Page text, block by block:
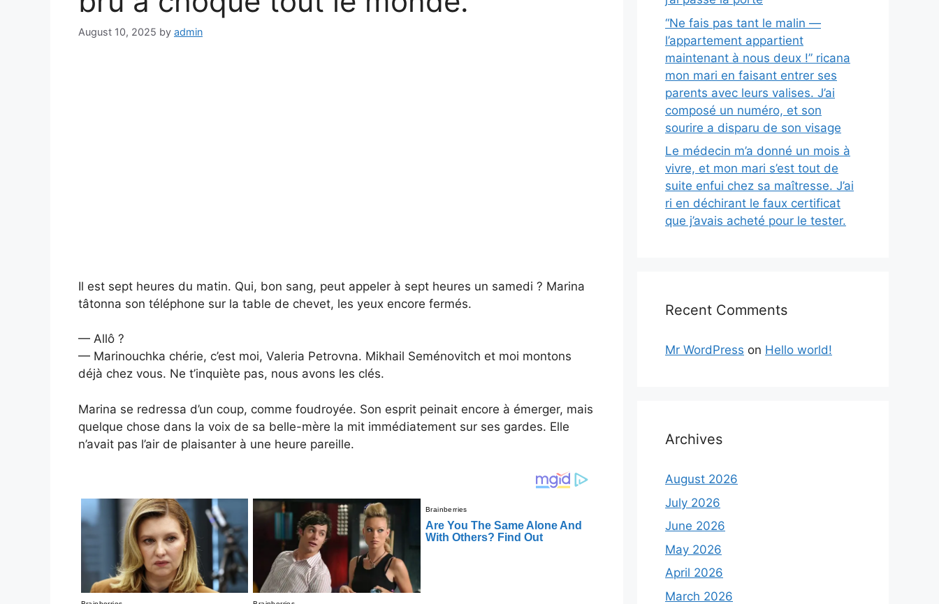
August 10, 2025 by admin
Il est sept heures du matin. Qui, bon sang, peut appeler à sept heures un samedi ? Marina
tâtonna son téléphone sur la table de chevet, les yeux encore fermés.
— Allô ?
— Marinouchka chérie, c’est moi, Valeria Petrovna. Mikhail Seménovitch et moi montons
déjà chez vous. Ne t’inquiète pas, nous avons les clés.
Marina se redressa d’un coup, comme foudroyée. Son esprit peinait encore à émerger, mais
quelque chose dans la voix de sa belle-mère la mit immédiatement sur ses gardes. Elle
n’avait pas l’air de plaisanter à une heure pareille.
“Ne fais pas tant le malin —
l’appartement appartient
maintenant à nous deux !” ricana
mon mari en faisant entrer ses
parents avec leurs valises. J’ai
composé un numéro, et son
sourire a disparu de son visage
Le médecin m’a donné un mois à
vivre, et mon mari s’est tout de
suite enfui chez sa maîtresse. J’ai
ri en déchirant le faux certificat
que j’avais acheté pour le tester.
Recent Comments
Mr WordPress on Hello world!
Archives
August 2026
July 2026
June 2026
May 2026
April 2026
March 2026